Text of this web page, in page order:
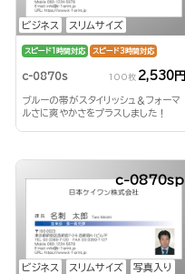
ビジネス スリムサイズ
スピード1時間対応 スピード3時間対応
c-0870s 100枚 2,530円
ブルーの帯がスタイリッシュ＆フォーマ
ルさに爽やかさをプラスしました！
ビジネス スリムサイズ 写真入り
c-0870sp